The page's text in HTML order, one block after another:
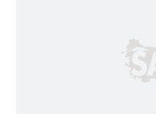
6698 sayılı Kişisel
hazırlanmış
ilgili mevzuata uygun